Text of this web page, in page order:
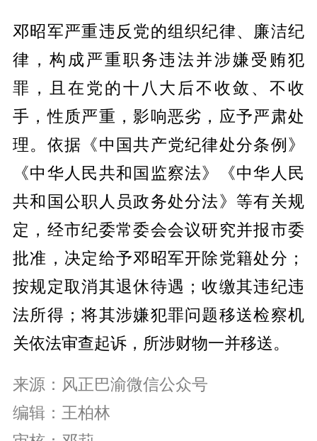
邓昭军严重违反党的组织纪律、廉洁纪
律，构成严重职务违法并涉嫌受贿犯
罪，且在党的十八大后不收敛、不收
手，性质严重，影响恶劣，应予严肃处
理。依据《中国共产党纪律处分条例》
《中华人民共和国监察法》《中华人民
共和国公职人员政务处分法》等有关规
定，经市纪委常委会会议研究并报市委
批准，决定给予邓昭军开除党籍处分；
按规定取消其退休待遇；收缴其违纪违
法所得；将其涉嫌犯罪问题移送检察机
关依法审查起诉，所涉财物一并移送。
来源：风正巴渝微信公众号
编辑：王柏林